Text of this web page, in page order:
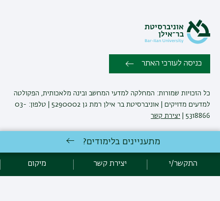
כניסה לעורכי האתר
כל הזכויות שמורות: המחלקה למדעי המחשב ובינה מלאכותית, הפקולטה
למדעים מדויקים | אוניברסיטת בר אילן רמת גן 5290002 | טלפון: 03-
5318866 |
יצירת קשר
אגף תקשוב, אוניברסיטת בר-אילן
אקדימה בר-אילן
מתעניינים בלימודים?
התקשר/י יצירת קשר מיקום